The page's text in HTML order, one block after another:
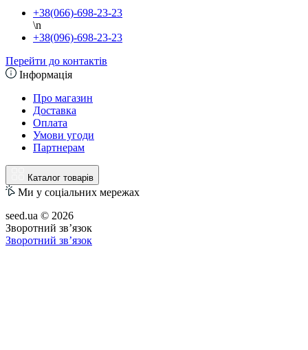
+38(066)-698-23-23
\n
+38(096)-698-23-23
Перейти до контактів
Інформація
Про магазин
Доставка
Оплата
Умови угоди
Партнерам
Каталог товарів
Ми у соціальних мережах
seed.ua © 2026
Зворотний зв’язок
Зворотний зв’язок